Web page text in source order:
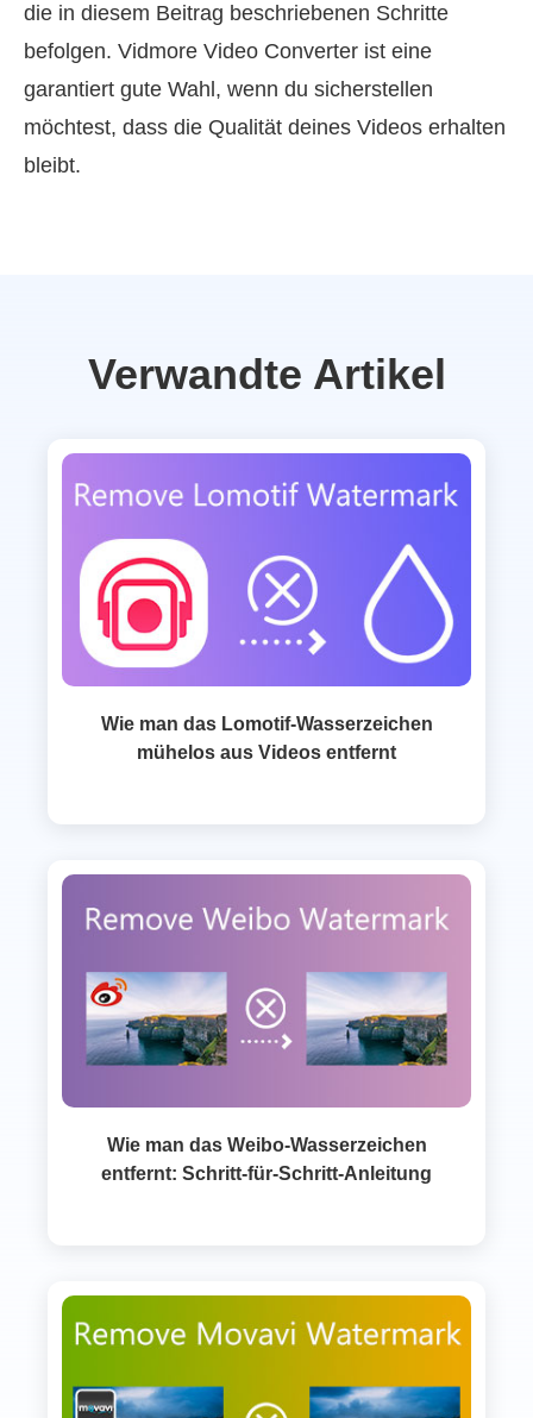
die in diesem Beitrag beschriebenen Schritte
befolgen. Vidmore Video Converter ist eine
garantiert gute Wahl, wenn du sicherstellen
möchtest, dass die Qualität deines Videos erhalten
bleibt.
Verwandte Artikel
Wie man das Lomotif-Wasserzeichen
mühelos aus Videos entfernt
Wie man das Weibo-Wasserzeichen
entfernt: Schritt-für-Schritt-Anleitung